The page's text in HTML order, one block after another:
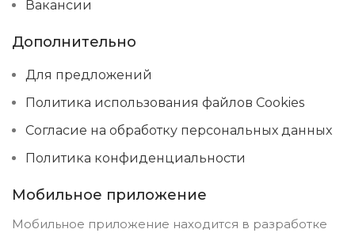
Вакансии
Дополнительно
Для предложений
Политика использования файлов Cookies
Согласие на обработку персональных данных
Политика конфиденциальности
Мобильное приложение
Мобильное приложение находится в разработке